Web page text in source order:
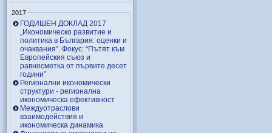
2017
ГОДИШЕН ДОКЛАД 2017
„Икономическо развитие и
политика в България: оценки и
очаквания”. Фокус: “Пътят към
Европейския съюз и
равносметка от първите десет
години”
Регионални икономически
структури - регионална
икономическа ефективност
Междуотраслови
взаимодействия и
икономическа динамика